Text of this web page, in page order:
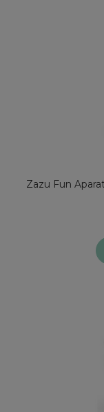
Zazu Fun